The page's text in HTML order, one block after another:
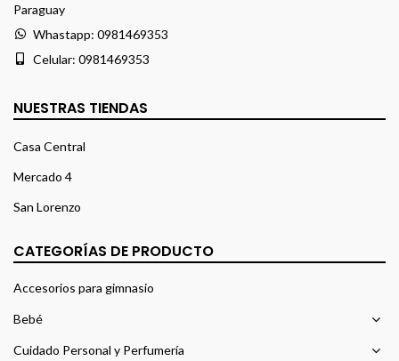
Paraguay
Whastapp: 0981469353
Celular: 0981469353
NUESTRAS TIENDAS
Casa Central
Mercado 4
San Lorenzo
CATEGORÍAS DE PRODUCTO
Accesorios para gimnasio
Bebé
Cuidado Personal y Perfumería